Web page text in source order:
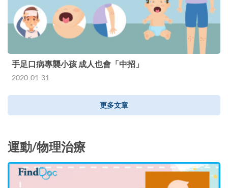
手足口病專襲小孩 成人也會「中招」
2020-01-31
更多文章
運動/物理治療